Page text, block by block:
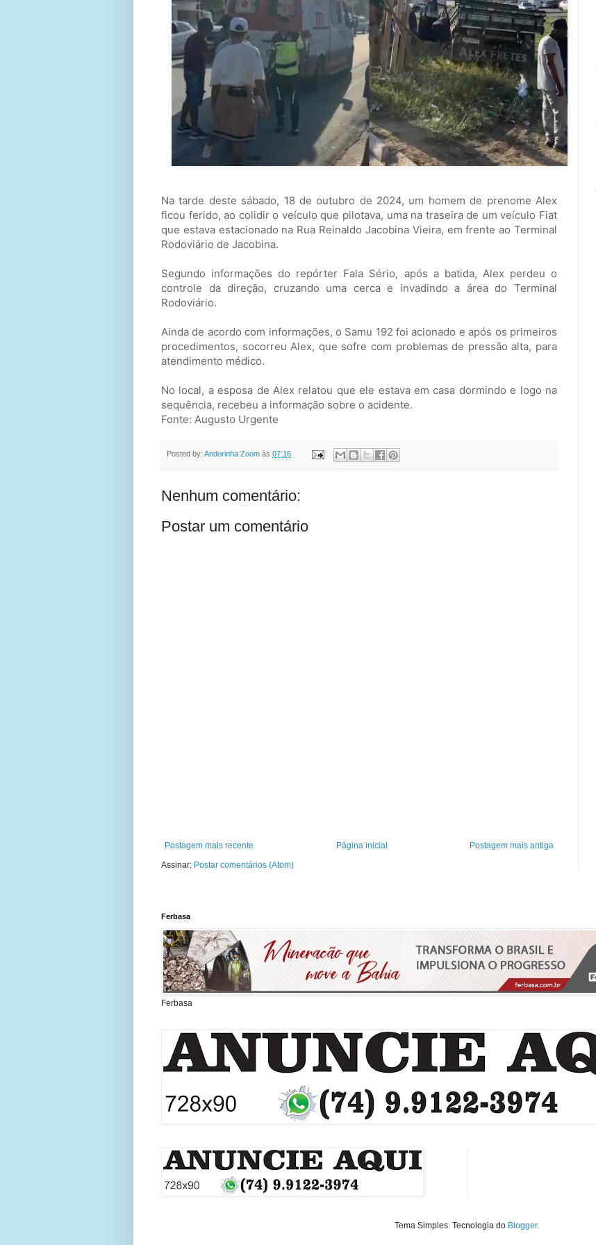
Na tarde deste sábado, 18 de outubro de 2024, um homem de prenome Alex
ficou ferido, ao colidir o veículo que pilotava, uma na traseira de um veículo Fiat
que estava estacionado na Rua Reinaldo Jacobina Vieira, em frente ao Terminal
Rodoviário de Jacobina.
Segundo informações do repórter Fala Sério, após a batida, Alex perdeu o
controle da direção, cruzando uma cerca e invadindo a área do Terminal
Rodoviário.
Ainda de acordo com informações, o Samu 192 foi acionado e após os primeiros
procedimentos, socorreu Alex, que sofre com problemas de pressão alta, para
atendimento médico.
No local, a esposa de Alex relatou que ele estava em casa dormindo e logo na
sequência, recebeu a informação sobre o acidente.
Fonte: Augusto Urgente
Posted by: Andorinha Zoom às 07:16
Nenhum comentário:
Postar um comentário
Postagem mais recente Postagem mais antiga
Página inicial
Assinar: Postar comentários (Atom)
Ferbasa
Ferbasa
Tema Simples. Tecnologia do Blogger.